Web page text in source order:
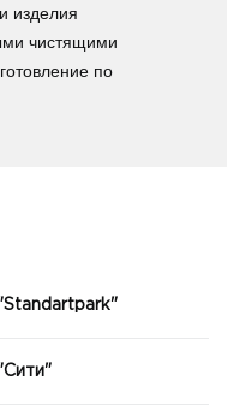
изделия
чистящими
по